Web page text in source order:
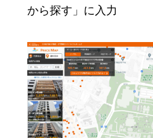
から探す」に入力